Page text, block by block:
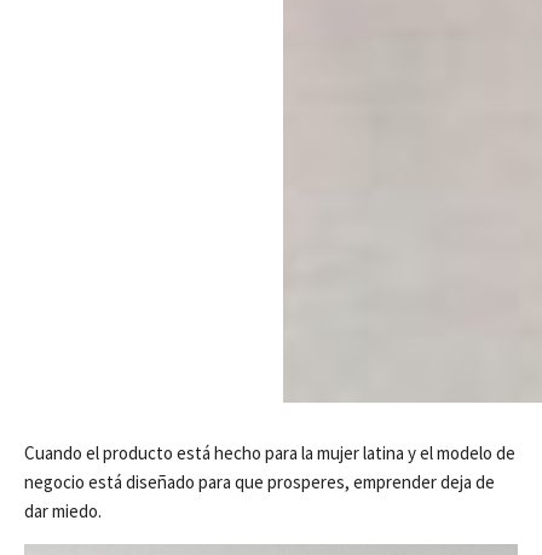
Cuando el producto está hecho para la mujer latina y el modelo de
negocio está diseñado para que prosperes, emprender deja de
dar miedo.